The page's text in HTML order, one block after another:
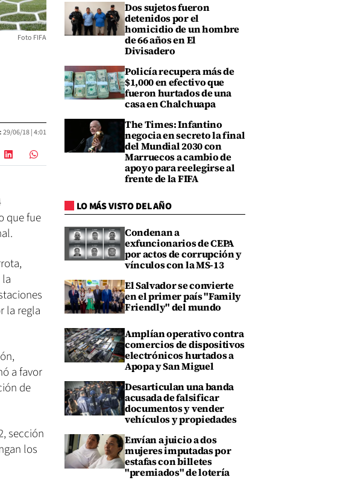
Foto FIFA
29/06/18 |4:01
que fue
la regla
a favor
de
sección
los
Dos sujetos fueron
detenidos por el
homicidio de un hombre
de 66 años en El
Divisadero
Policía recupera más de
$1,000 en efectivo que
fueron hurtados de una
casa en Chalchuapa
The Times: Infantino
negocia en secreto la final
del Mundial 2030 con
Marruecos a cambio de
apoyo para reelegirse al
frente de la FIFA
LO MÁS VISTO DEL AÑO
Condenan a
exfuncionarios de CEPA
por actos de corrupción y
vínculos con la MS-13
El Salvador se convierte
en el primer país "Family
Friendly" del mundo
Amplían operativo contra
comercios de dispositivos
electrónicos hurtados a
Apopa y San Miguel
Desarticulan una banda
acusada de falsificar
documentos y vender
vehículos y propiedades
Envían a juicio a dos
mujeres imputadas por
estafas con billetes
"premiados" de lotería